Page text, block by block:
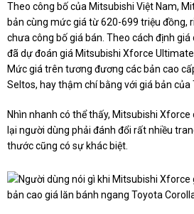
Theo công bố của Mitsubishi Việt Nam,
bản cùng mức giá từ 620-699 triệu đồng,
chưa công bố giá bán. Theo cách định
đã dự đoán giá Mitsubishi Xforce
Mức giá trên tương đương các bản cao
Seltos, hay thậm chí bằng với giá bản của
Nhìn nhanh có thể thấy, Mitsubishi
lại người dùng phải đánh đổi rất nhiều
thước cũng có sự khác biệt.